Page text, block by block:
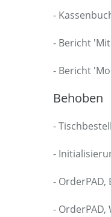
-
- Bericht
- Bericht
Behoben
-
-
-
-